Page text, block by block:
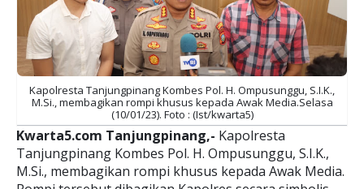
Kapolresta Tanjungpinang Kombes Pol. H. Ompusunggu, S.I.K.,
M.Si., membagikan rompi khusus kepada Awak Media.Selasa
(10/01/23). Foto : (Ist/kwarta5)
Kwarta5.com Tanjungpinang,- Kapolresta
Tanjungpinang Kombes Pol. H. Ompusunggu, S.I.K.,
M.Si., membagikan rompi khusus kepada Awak Media.